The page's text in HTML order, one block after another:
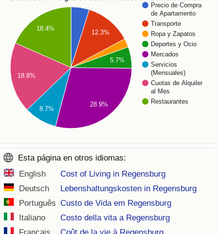
Precio de Compra
de Apartamento
Transporte
Ropa y Zapatos
Deportes y Ocio
Mercados
Servicios
(Mensuales)
Cuotas de Alquiler
al Mes
Restaurantes
12.3%
5.7%
18.4%
18.8%
8.7%
28.9%
Esta página en otros idiomas:
English
Cost of Living in Regensburg
Deutsch
Lebenshaltungskosten in Regensburg
Português Custo de Vida em Regensburg
Italiano
Costo della vita a Regensburg